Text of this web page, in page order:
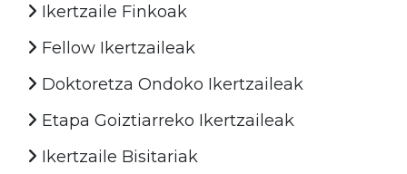
Ikertzaile Finkoak
Fellow Ikertzaileak
Doktoretza Ondoko Ikertzaileak
Etapa Goiztiarreko Ikertzaileak
Ikertzaile Bisitariak